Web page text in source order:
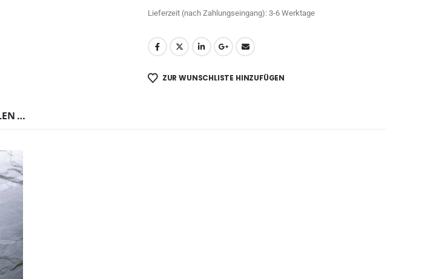
Lieferzeit (nach Zahlungseingang): 3-6 Werktage
ZUR WUNSCHLISTE HINZUFÜGEN
…